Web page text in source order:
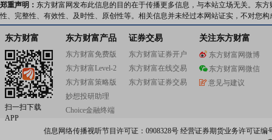
司关于对外投资进展情况的公告
2026-07-07
关联交易：2026年07月07日公
联关系)发生1笔交易，合计金额
关联交易：2026年07月07日公
郑重声明： 东方财富网发布此信息的目的在于传播更多信息，与本站立场无关。东
性、完整性、有效性、及时性、原创性等。相关信息并未经过本网站证实，不对您
东方财富
扫一扫下载
APP
东方财富产品
东方财富免费版
东方财富Level-2
东方财富策略版
妙想投研助理
Choice金融终端
证券交易
东方财富证券开户
东方财富在线交易
东方财富证券交易
关注东方财富
东方财富网微博
东方财富网微信
意见与建议
信息网络传播视听节目许可证：0908328号 经营证券期货业务许可证编